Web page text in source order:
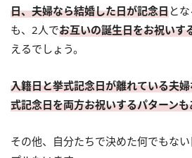
日、夫婦なら結婚した日が記念日と
も、2人でお互いの誕生日をお祝いす
えるでしょう。
入籍日と挙式記念日が離れている夫
式記念日を両方お祝いするパターンも
その他、自分たちで決めた何でもな